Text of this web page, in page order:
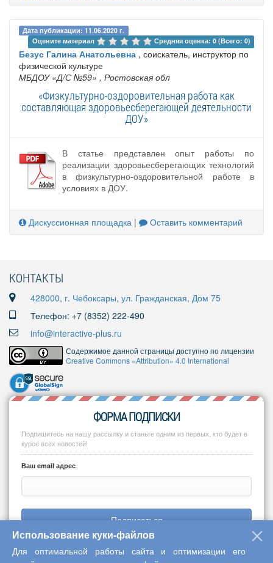
Дата публикации: 11.06.2020 г.
Оцените материал
Средняя оценка: 0 (Всего: 0)
Безус Галина Анатольевна , соискатель, инструктор по
физической культуре
МБДОУ «Д/С №59» , Ростовская обл
«Физкультурно-оздоровительная работа как
составляющая здоровьесберегающей деятельности
ДОУ»
В статье представлен опыт работы по
реализации здоровьесберегающих технологий
в физкультурно-оздоровительной работе в
условиях в ДОУ.
Дискуссионная площадка | Оставить комментарий
КОНТАКТЫ
428000, г. Чебоксары, ул. Гражданская, Дом 75
Телефон: +7 (8352) 222-490
info@interactive-plus.ru
Содержимое данной страницы доступно по лицензии
Creative Commons «Attribution» 4.0 International
ФОРМА ПОДПИСКИ
Подпишитесь на нашу рассылку и станьте одним из первых, кто будет в
курсе всех новостей!
Ваш email адрес
Подписаться
Использование куки-файлов
Для оптимальной работы сайта и оптимизации его